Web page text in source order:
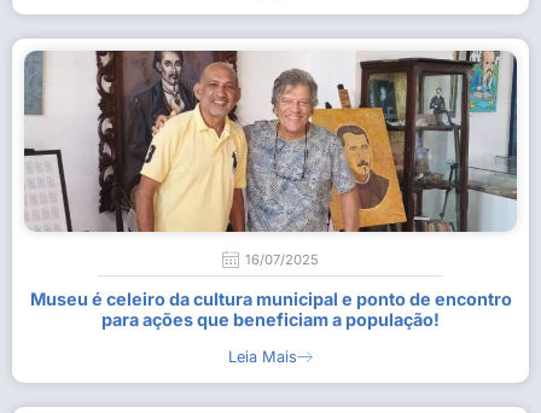
16/07/2025
Museu é celeiro da cultura municipal e ponto de encontro
para ações que beneficiam a população!
Leia Mais